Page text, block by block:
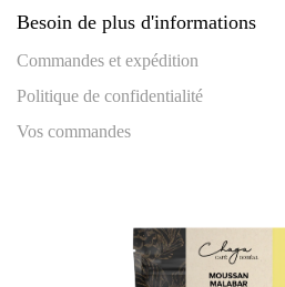
Besoin de plus d'informations
Commandes et expédition
Politique de confidentialité
Vos commandes